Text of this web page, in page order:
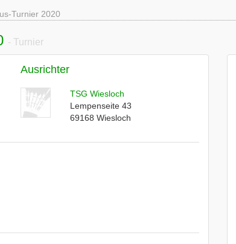
Turnier 2020
- Turnier
Ausrichter
TSG Wiesloch
Lempenseite 43
69168 Wiesloch